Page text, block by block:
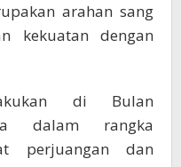
arahan sang
kekuatan dengan
di Bulan
dalam rangka
perjuangan dan